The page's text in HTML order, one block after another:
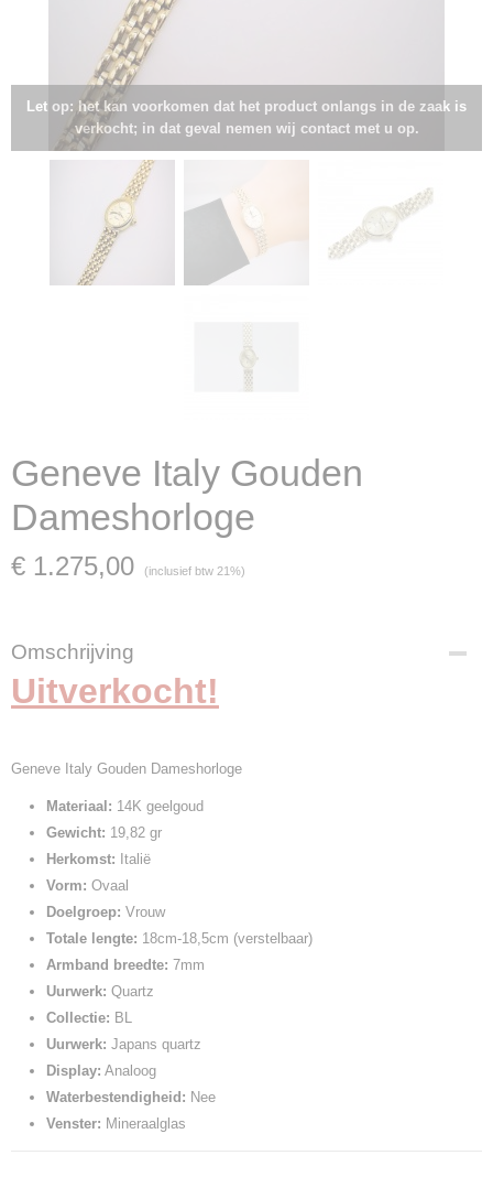
Let op: het kan voorkomen dat het product onlangs in de zaak is
verkocht; in dat geval nemen wij contact met u op.
Geneve Italy Gouden
Dameshorloge
€ 1.275,00 (inclusief btw 21%)
Omschrijving
Uitverkocht!
Geneve Italy Gouden Dameshorloge
Materiaal: 14K geelgoud
Gewicht: 19,82 gr
Herkomst: Italië
Vorm: Ovaal
Doelgroep: Vrouw
Totale lengte: 18cm-18,5cm (verstelbaar)
Armband breedte: 7mm
Uurwerk: Quartz
Collectie: BL
Uurwerk: Japans quartz
Display: Analoog
Waterbestendigheid: Nee
Venster: Mineraalglas